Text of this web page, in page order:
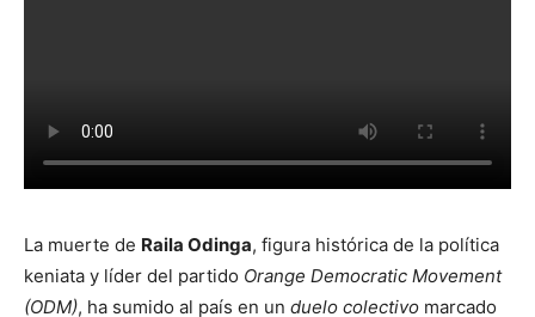
La muerte de Raila Odinga, figura histórica de la política
keniata y líder del partido Orange Democratic Movement
(ODM), ha sumido al país en un duelo colectivo marcado